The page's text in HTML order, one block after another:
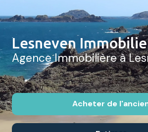
Lesneven
Agence Immobilière à
Acheter de